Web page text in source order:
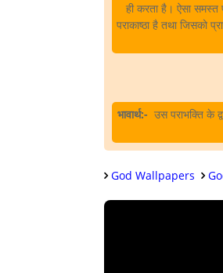
ही करता है। ऐसा समस्त
पराकाष्ठा है तथा जिसको
भावार्थ:- उस पराभक्ति के
God Wallpapers